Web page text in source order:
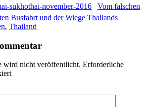
Vom falschen
Busfahrt und der Wiege Thailands
, Thailand
wird nicht veröffentlicht. Erforderliche